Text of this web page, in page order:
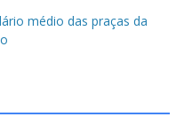
médio das praças da